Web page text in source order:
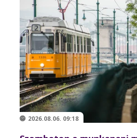
2026.08.06. 09:18